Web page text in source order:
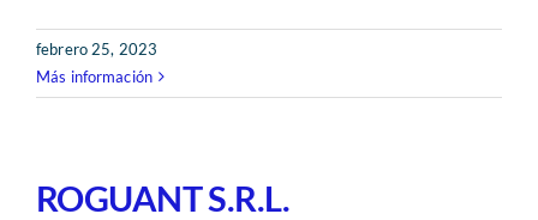
febrero 25, 2023
Más información
ROGUANT S.R.L.